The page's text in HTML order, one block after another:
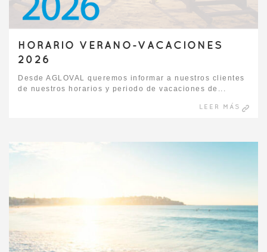
HORARIO VERANO-VACACIONES
2026
Desde AGLOVAL queremos informar a nuestros clientes
de nuestros horarios y periodo de vacaciones de...
LEER MÁS